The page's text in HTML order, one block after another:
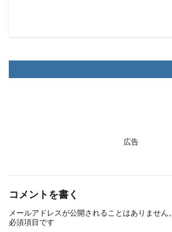
広告
コメントを書く
メールアドレスが公開されることはありません。
必須項目です